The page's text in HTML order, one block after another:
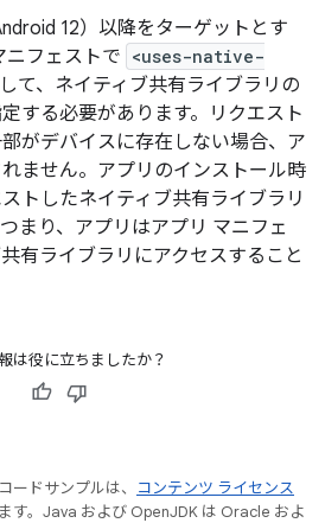
12）以降をターゲットとす
ニフェストで <uses-native-
て、ネイティブ共有ライブラリの
する必要があります。リクエスト
がデバイスに存在しない場合、ア
ません。アプリのインストール時
トしたネイティブ共有ライブラリ
まり、アプリはアプリ マニフェ
有ライブラリにアクセスすること
は役に立ちましたか？
ードサンプルは、
コンテンツ ライセンス
す。Java および OpenJDK は Oracle およ